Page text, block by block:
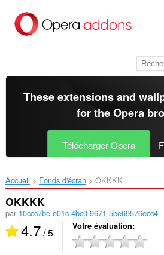
contenu
These extensions and
for theOpera
Télécharger Opera
Accueil Fonds d'écran OKKKK‎
OKKKK
par 10ccc7be-e01c-4bc0-9671-5be69576ecc4
4.7/ 5 Votre évaluation